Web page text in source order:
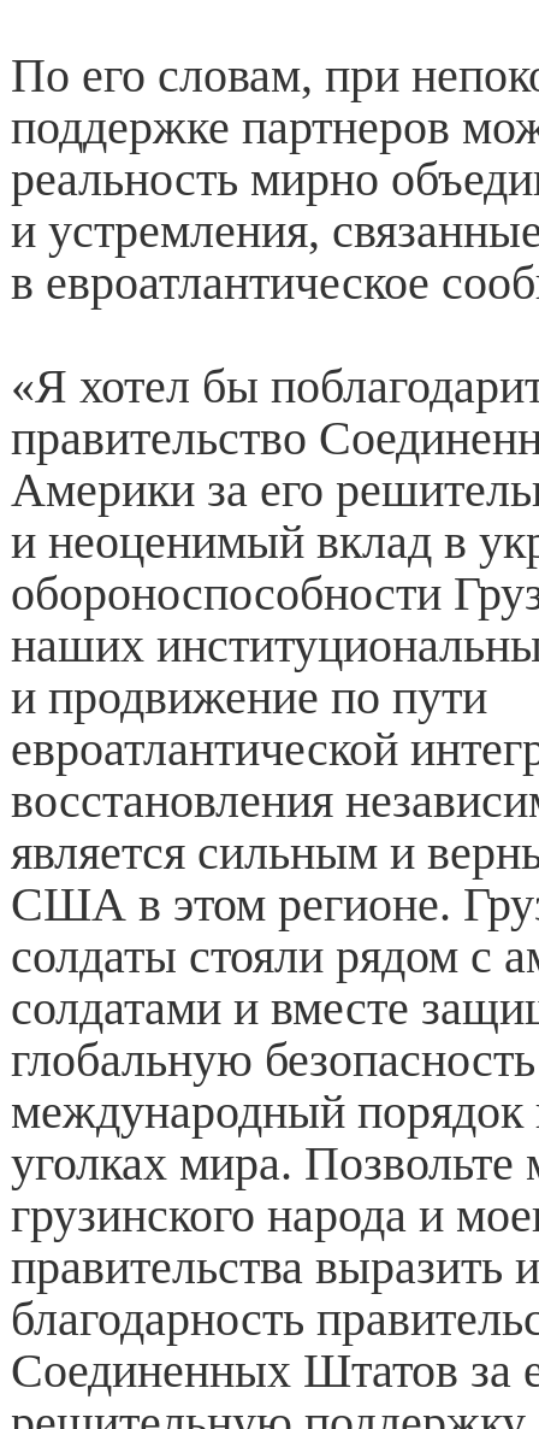
По его словам, при
поддержке партнеров
реальность мирно
и устремления,
в евроатлантическое
«Я хотел бы
правительство
Америки за его
и неоценимый вклад в
обороноспособности
наших
и продвижение по пути
евроатлантической
восстановления
является сильным и
США в этом регионе.
солдаты стояли рядом с
солдатами и вместе
глобальную
международный порядок
уголках мира.
грузинского народа и
правительства
благодарность
Соединенных Штатов за